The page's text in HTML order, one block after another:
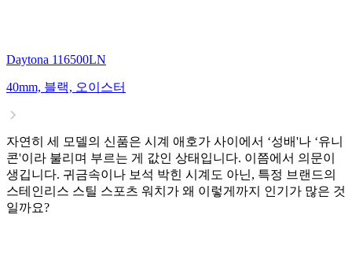
Daytona 116500LN
40mm, 블랙, 오이스터
자연히 세 모델의 신품은 시계 애호가 사이에서 ‘성배'나 ‘유니
콘'이라 불리며 부르는 게 값인 상태입니다. 이쯤에서 의문이
생깁니다. 귀금속이나 보석 박힌 시계도 아닌, 특정 브랜드의
스테인리스 스틸 스포츠 워치가 왜 이렇게까지 인기가 많은 것
일까요?